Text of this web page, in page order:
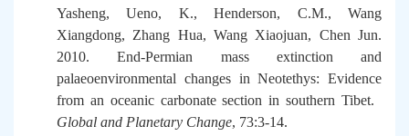
Yasheng, Ueno, K., Henderson, C.M., Wang
Xiangdong, Zhang Hua, Wang Xiaojuan, Chen Jun.
2010. End-Permian mass extinction and
palaeoenvironmental changes in Neotethys: Evidence
from an oceanic carbonate section in southern Tibet.
Global and Planetary Change, 73:3-14.